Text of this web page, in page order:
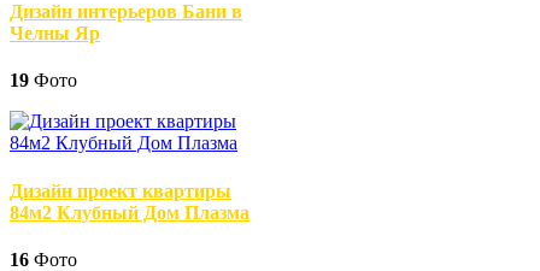
Дизайн интерьеров Бани в
Челны Яр
19 Фото
Дизайн проект квартиры
84м2 Клубный Дом Плазма
16 Фото